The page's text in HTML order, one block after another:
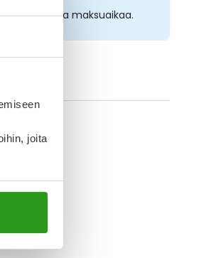
joita
korotonta maksuaikaa.